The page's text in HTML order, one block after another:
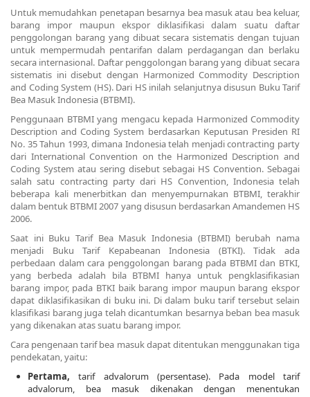
Untuk memudahkan penetapan besarnya bea masuk atau bea keluar,
barang impor maupun ekspor diklasifikasi dalam suatu daftar
penggolongan barang yang dibuat secara sistematis dengan tujuan
untuk mempermudah pentarifan dalam perdagangan dan berlaku
secara internasional. Daftar penggolongan barang yang dibuat secara
sistematis ini disebut dengan Harmonized Commodity Description
and Coding System (HS). Dari HS inilah selanjutnya disusun Buku Tarif
Bea Masuk Indonesia (BTBMI).
Penggunaan BTBMI yang mengacu kepada Harmonized Commodity
Description and Coding System berdasarkan Keputusan Presiden RI
No. 35 Tahun 1993, dimana Indonesia telah menjadi contracting party
dari International Convention on the Harmonized Description and
Coding System atau sering disebut sebagai HS Convention. Sebagai
salah satu contracting party dari HS Convention, Indonesia telah
beberapa kali menerbitkan dan menyempurnakan BTBMI, terakhir
dalam bentuk BTBMI 2007 yang disusun berdasarkan Amandemen HS
2006.
Saat ini Buku Tarif Bea Masuk Indonesia (BTBMI) berubah nama
menjadi Buku Tarif Kepabeanan Indonesia (BTKI). Tidak ada
perbedaan dalam cara penggolongan barang pada BTBMI dan BTKI,
yang berbeda adalah bila BTBMI hanya untuk pengklasifikasian
barang impor, pada BTKI baik barang impor maupun barang ekspor
dapat diklasifikasikan di buku ini. Di dalam buku tarif tersebut selain
klasifikasi barang juga telah dicantumkan besarnya beban bea masuk
yang dikenakan atas suatu barang impor.
Cara pengenaan tarif bea masuk dapat ditentukan menggunakan tiga
pendekatan, yaitu:
Pertama,tarif advalorum (persentase). Pada model tarif
advalorum, bea masuk dikenakan dengan menentukan